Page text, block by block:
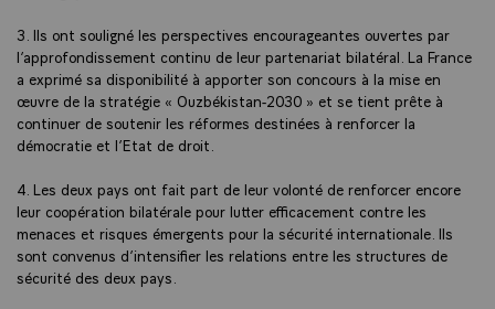
3. Ils ont souligné les perspectives encourageantes ouvertes par
l’approfondissement continu de leur partenariat bilatéral. La France
a exprimé sa disponibilité à apporter son concours à la mise en
œuvre de la stratégie « Ouzbékistan-2030 » et se tient prête à
continuer de soutenir les réformes destinées à renforcer la
démocratie et l’Etat de droit.
4. Les deux pays ont fait part de leur volonté de renforcer encore
leur coopération bilatérale pour lutter efficacement contre les
menaces et risques émergents pour la sécurité internationale. Ils
sont convenus d’intensifier les relations entre les structures de
sécurité des deux pays.